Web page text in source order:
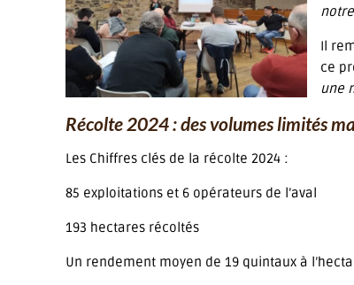
Il
ce
une
Récolte 2024 : des volumes limités
Les Chiffres clés de la récolte 2024 :
85 exploitations et 6 opérateurs de l’aval
193 hectares récoltés
Un rendement moyen de 19 quintaux à